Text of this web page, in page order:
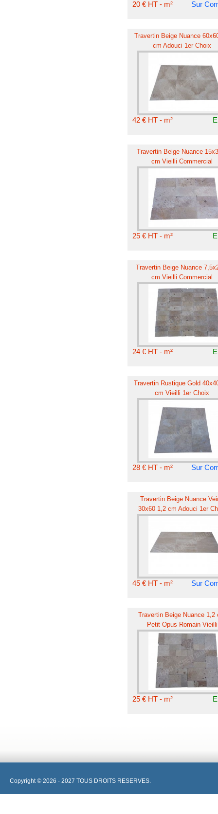
20 € HT - m² Sur
Travertin Beige Nuance
cm Adouci 1er Choix
42 € HT - m²
Travertin Beige Nuance
cm Vieilli Commercial
25 € HT - m²
Travertin Beige Nuance
cm Vieilli Commercial
24 € HT - m²
Travertin Rustique Gold
cm Vieilli 1er Choix
28 € HT - m² Sur
Travertin Beige Nuance
30x60 1,2 cm Adouci 1er
45 € HT - m² Sur
Travertin Beige Nuance 1,2
Petit Opus Romain Vieilli
Commercial
25 € HT - m²
Copyright © 2026 - 2027 TOUS DROITS RESERVES.